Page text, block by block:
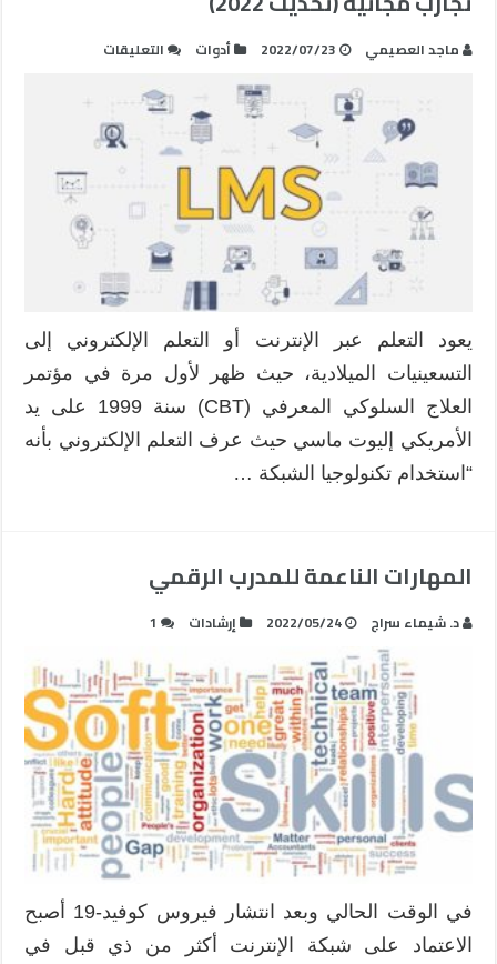
ماجد العصيمي 2022/07/23 أدوات التعليقات
أنظمة
إدارة
التعلم
LMS
التي
تقدم
تجارب
مجانية
(تحديث
مغلقة
يعود التعلم عبر الإنترنت أو التعلم الإلكتروني إلى
التسعينيات الميلادية، حيث ظهر لأول مرة في مؤتمر
العلاج السلوكي المعرفي (CBT) سنة 1999 على يد
الأمريكي إليوت ماسي حيث عرف التعلم الإلكتروني بأنه
“استخدام تكنولوجيا الشبكة …
المهارات الناعمة للمدرب الرقمي
د. شيماء سراج 2022/05/24 إرشادات 1
في الوقت الحالي وبعد انتشار فيروس كوفيد-19 أصبح
الاعتماد على شبكة الإنترنت أكثر من ذي قبل في